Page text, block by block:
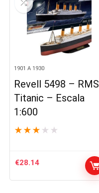
1901 A 1930
Revell 5498 – RMS
Titanic – Escala
1:600
★ ★ ★ ★ ★
€28.14